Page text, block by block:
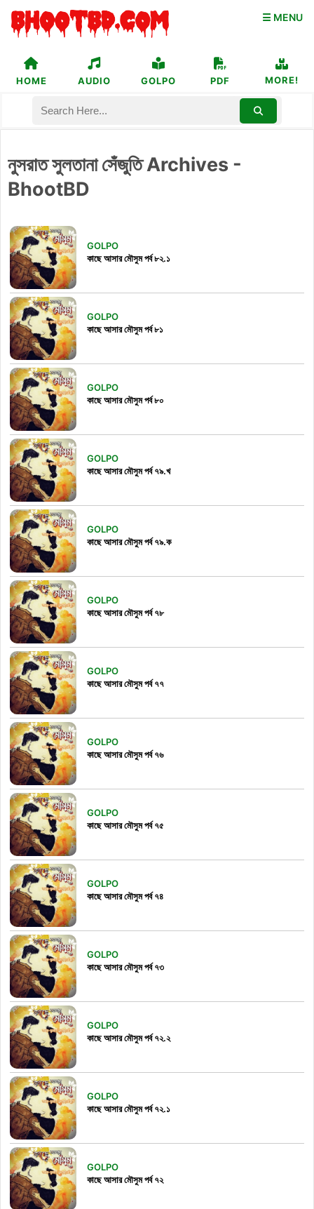
☰ MENU
HOME AUDIO GOLPO PDF MORE!
নুসরাত সুলতানা সেঁজুতি Archives -
BhootBD
GOLPO
কাছে আসার মৌসুম পর্ব ৮২.১
GOLPO
কাছে আসার মৌসুম পর্ব ৮১
GOLPO
কাছে আসার মৌসুম পর্ব ৮০
GOLPO
কাছে আসার মৌসুম পর্ব ৭৯.খ
GOLPO
কাছে আসার মৌসুম পর্ব ৭৯.ক
GOLPO
কাছে আসার মৌসুম পর্ব ৭৮
GOLPO
কাছে আসার মৌসুম পর্ব ৭৭
GOLPO
কাছে আসার মৌসুম পর্ব ৭৬
GOLPO
কাছে আসার মৌসুম পর্ব ৭৫
GOLPO
কাছে আসার মৌসুম পর্ব ৭৪
GOLPO
কাছে আসার মৌসুম পর্ব ৭৩
GOLPO
কাছে আসার মৌসুম পর্ব ৭২.২
GOLPO
কাছে আসার মৌসুম পর্ব ৭২.১
GOLPO
কাছে আসার মৌসুম পর্ব ৭২